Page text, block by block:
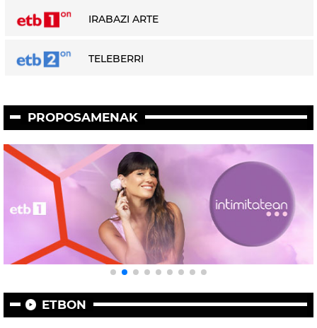
IRABAZI ARTE
TELEBERRI
PROPOSAMENAK
ETBON